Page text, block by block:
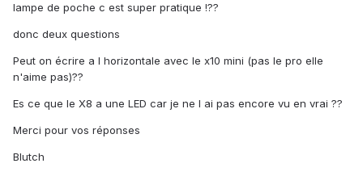
lampe de poche c est super pratique !??
donc deux questions
Peut on écrire a l horizontale avec le x10 mini (pas le pro elle
n'aime pas)??
Es ce que le X8 a une LED car je ne l ai pas encore vu en vrai ??
Merci pour vos réponses
Blutch